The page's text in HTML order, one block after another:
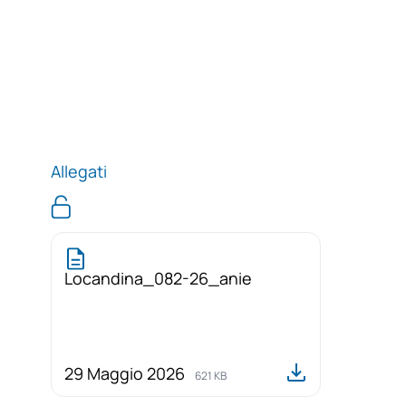
Allegati
Locandina_082-26_anie
29 Maggio 2026 621 KB